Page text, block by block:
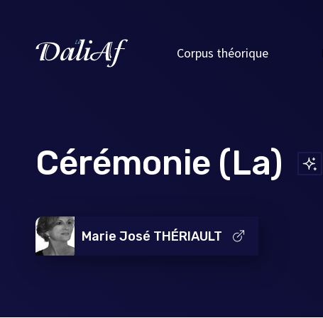
Corpus théorique
Cérémonie (La)
Marie José THÉRIAULT